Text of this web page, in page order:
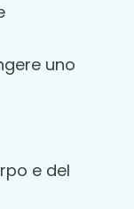
uno
e del